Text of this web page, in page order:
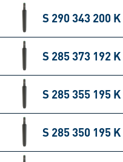
S 290 343 200 K
S 285 373 192 K
S 285 355 195 K
S 285 350 195 K